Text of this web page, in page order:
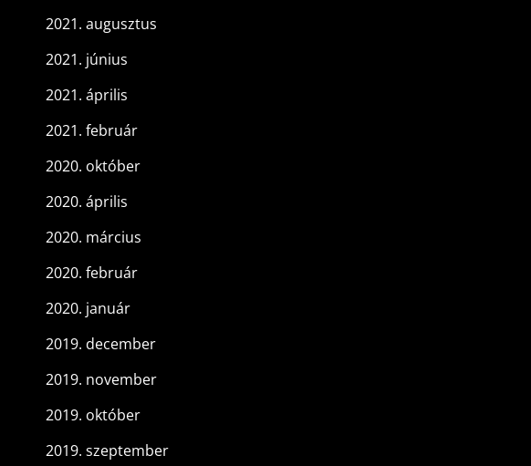
2021. augusztus
2021. június
2021. április
2021. február
2020. október
2020. április
2020. március
2020. február
2020. január
2019. december
2019. november
2019. október
2019. szeptember